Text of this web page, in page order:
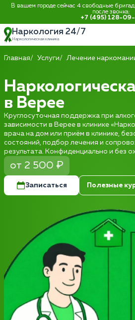
В вашем городе сейчас 4 свободные
после звонка:
+7 (495) 128-
Наркология 24/7
Наркологическая клиника
Главная Услуги Лечение
в Верее
Круглосуточная поддержка при
зависимости в Верее в клинике
врача на дом или приём в клинике,
состояний, подбор лечения и
результата. Конфиденциально и без
от 2 500 ₽
Записаться Полезные